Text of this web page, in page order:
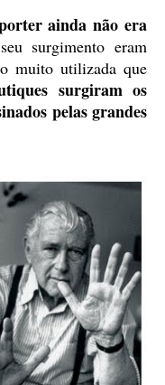
ainda não era
surgimento eram
muito utilizada que
surgiram os
pelas grandes